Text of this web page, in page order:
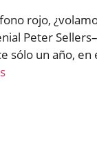
rojo,
Peter
sólo un año,